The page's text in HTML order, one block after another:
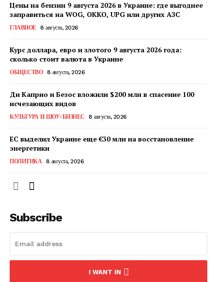
Цены на бензин 9 августа 2026 в Украине: где выгоднее
заправиться на WOG, OKKO, UPG или других АЗС
ГЛАВНОЕ 8 августа, 2026
Курс доллара, евро и злотого 9 августа 2026 года:
сколько стоит валюта в Украине
ОБЩЕСТВО 8 августа, 2026
Ди Каприо и Безос вложили $200 млн в спасение 100
исчезающих видов
КУЛЬТУРА И ШОУ-БИЗНЕС 8 августа, 2026
ЕС выделил Украине еще €30 млн на восстановление
энергетики
ПОЛИТИКА 8 августа, 2026
Subscribe
I WANT IN